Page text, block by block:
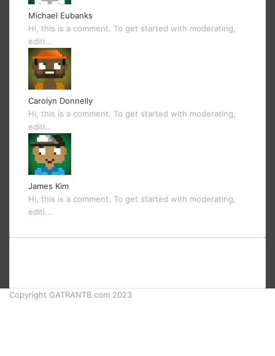
Michael Eubanks
Hi, this is a comment. To get started with moderating,
editi...
Carolyn Donnelly
Hi, this is a comment. To get started with moderating,
editi...
James Kim
Hi, this is a comment. To get started with moderating,
editi...
Copyright GATRANTB.com 2023